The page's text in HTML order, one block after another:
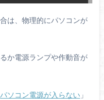
は、物理的にパソコンが
か電源ランプや作動音が
パソコン電源が入らない 」